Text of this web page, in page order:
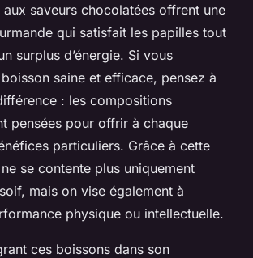
saveurs chocolatées offrent une
qui satisfait les papilles tout
surplus d’énergie. Si vous
saine et efficace, pensez à
: les compositions
pensées pour offrir à chaque
particuliers. Grâce à cette
se contente plus uniquement
mais on vise également à
physique ou intellectuelle.
ces boissons dans son